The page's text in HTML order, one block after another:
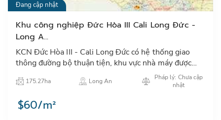
Đang cập nhật
Khu công nghiệp Đức Hòa III Cali Long Đức -
Long A...
KCN Đức Hòa III - Cali Long Đức có hệ thống giao
thông đường bộ thuận tiện, khu vực nhà máy được
175.27ha Long An
Pháp lý: Chưa cập
nhật
$60/m²